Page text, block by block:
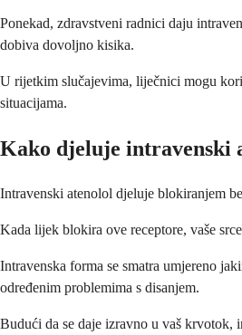
Ponekad, zdravstveni radnici daju
dobiva dovoljno kisika.
U rijetkim slučajevima, liječnici mogu
situacijama.
Kako djeluje intravenski
Intravenski atenolol djeluje blokiranjem
Kada lijek blokira ove receptore, vaše
Intravenska forma se smatra umjereno
određenim problemima s disanjem.
Budući da se daje izravno u vaš krvotok,